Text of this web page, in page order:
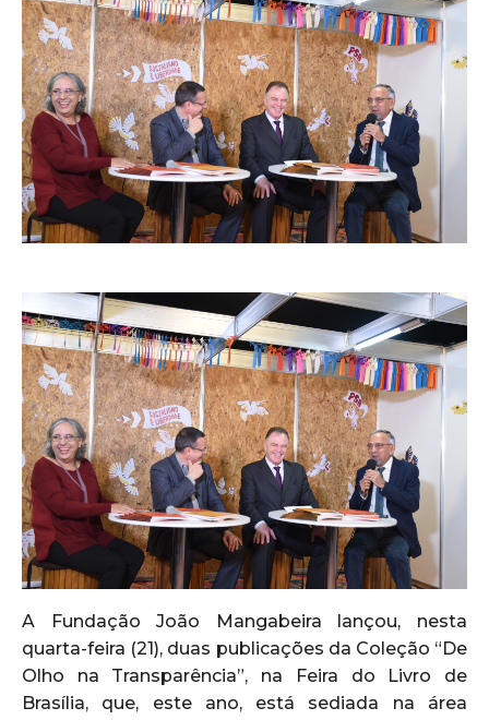
A Fundação João Mangabeira lançou, nesta
quarta-feira (21), duas publicações da Coleção “De
Olho na Transparência”, na Feira do Livro de
Brasília, que, este ano, está sediada na área